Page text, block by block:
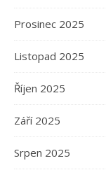
Prosinec 2025
Listopad 2025
Říjen 2025
Září 2025
Srpen 2025